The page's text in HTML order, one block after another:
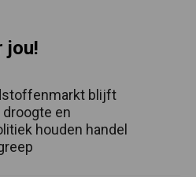
jou!
blijft
droogte en
houden handel